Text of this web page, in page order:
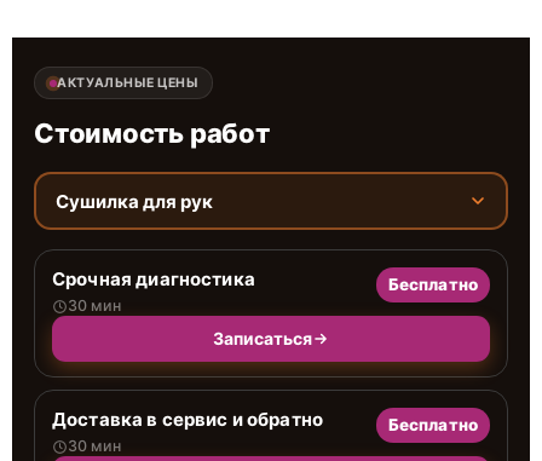
АКТУАЛЬНЫЕ ЦЕНЫ
Стоимость работ
Сушилка для рук
Срочная диагностика
30 мин
Бесплатно
Записаться
Доставка в сервис и обратно
30 мин
Бесплатно